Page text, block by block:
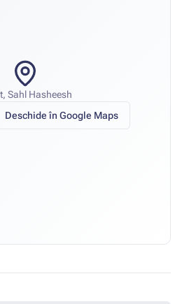
Sahl Hasheesh
Deschide în Google Maps